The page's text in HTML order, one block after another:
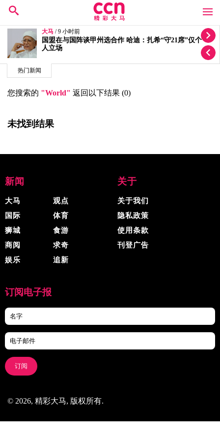
热门新闻
大马 / 9 小时前
国盟在与国阵谈甲州选合作 哈迪：扎希“守21席”仅个
人立场
您搜索的 "World" 返回以下结果 (0)
未找到结果
新闻
大马
国际
狮城
商阅
娱乐
观点
体育
食游
求奇
追新
关于
关于我们
隐私政策
使用条款
刊登广告
订阅电子报
订阅
© 2026, 精彩大马, 版权所有.